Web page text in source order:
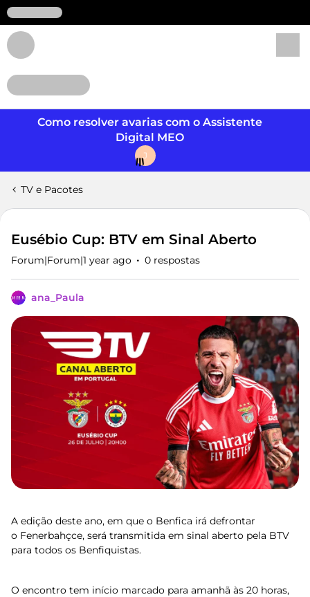
Como resolver avarias com o Assistente
Digital MEO
J
TV e Pacotes
Eusébio Cup: BTV em Sinal Aberto
Forum|Forum|1 year ago 0 respostas
ana_Paula
A edição deste ano, em que o Benfica irá defrontar
o Fenerbahçce, será transmitida em sinal aberto pela BTV
para todos os Benfiquistas.
O encontro tem início marcado para amanhã às 20 horas,